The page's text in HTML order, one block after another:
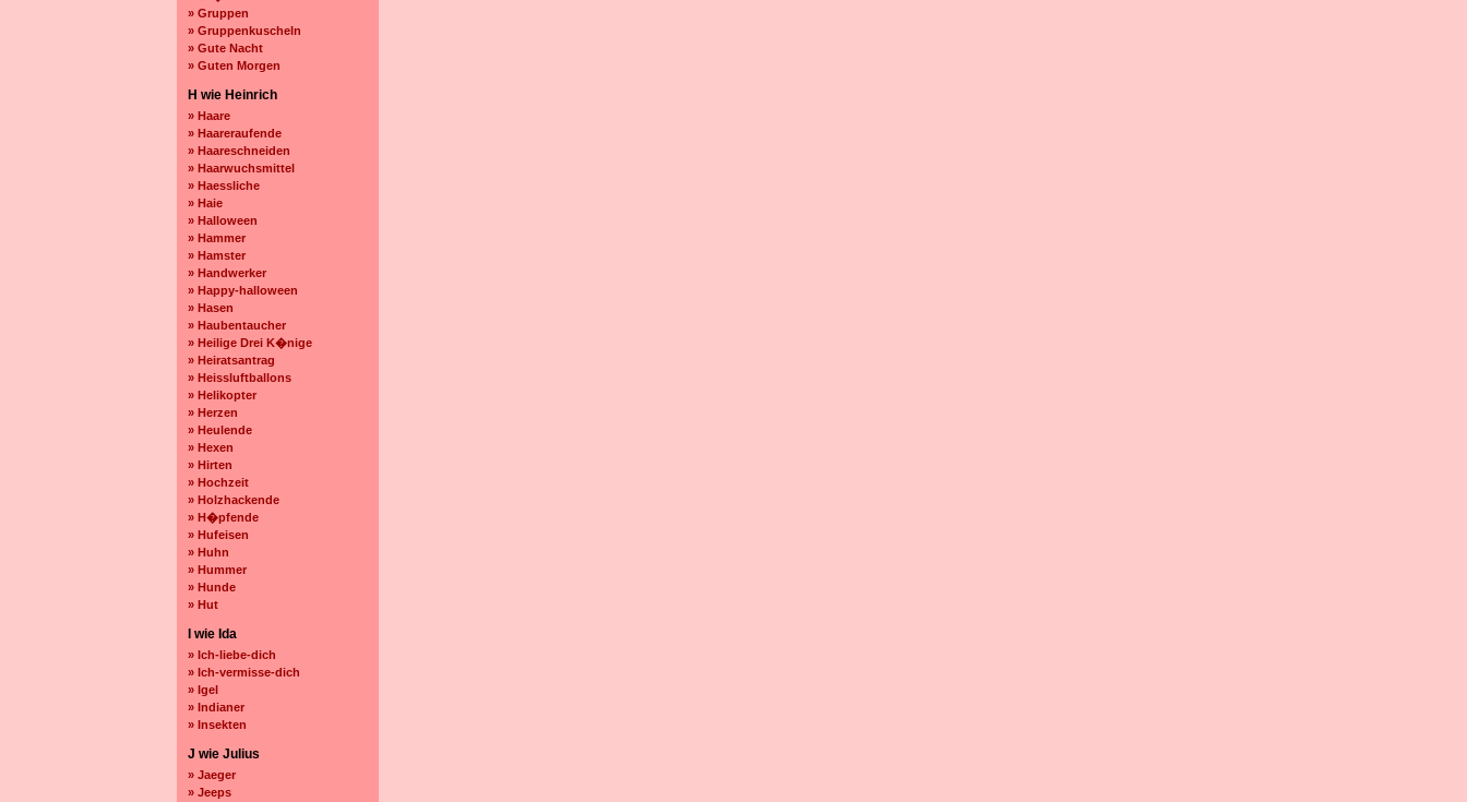
» Gruppen
» Gruppenkuscheln
» Gute Nacht
» Guten Morgen
H wie Heinrich
» Haare
» Haareraufende
» Haareschneiden
» Haarwuchsmittel
» Haessliche
» Haie
» Halloween
» Hammer
» Hamster
» Handwerker
» Happy-halloween
» Hasen
» Haubentaucher
» Heilige Drei K�nige
» Heiratsantrag
» Heissluftballons
» Helikopter
» Herzen
» Heulende
» Hexen
» Hirten
» Hochzeit
» Holzhackende
» H�pfende
» Hufeisen
» Huhn
» Hummer
» Hunde
» Hut
I wie Ida
» Ich-liebe-dich
» Ich-vermisse-dich
» Igel
» Indianer
» Insekten
J wie Julius
» Jaeger
» Jeeps